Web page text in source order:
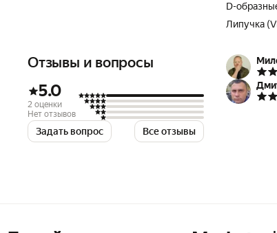
D-
Липучка
Отзывы и вопросы
5.0
2 оценки
Нет отзывов
Задать вопрос Все отзывы